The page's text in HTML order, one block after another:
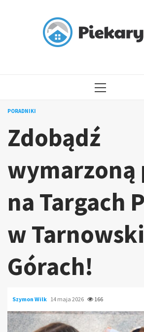
PRIMARY
PORADNIKI
Zdobądź
wymarzoną
na Targach
w
Górach!
Szymon Wilk 14 maja 2026 166